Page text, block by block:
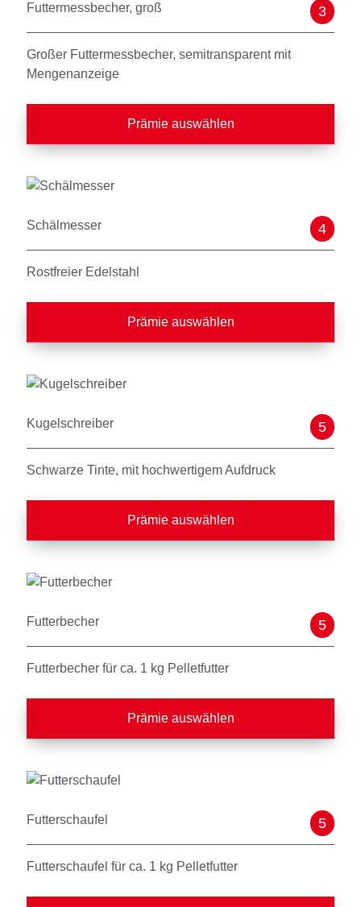
Futtermessbecher, groß 3
Großer Futtermessbecher, semitransparent mit
Mengenanzeige
Prämie auswählen
Schälmesser 4
Rostfreier Edelstahl
Prämie auswählen
Kugelschreiber 5
Schwarze Tinte, mit hochwertigem Aufdruck
Prämie auswählen
Futterbecher 5
Futterbecher für ca. 1 kg Pelletfutter
Prämie auswählen
Futterschaufel 5
Futterschaufel für ca. 1 kg Pelletfutter